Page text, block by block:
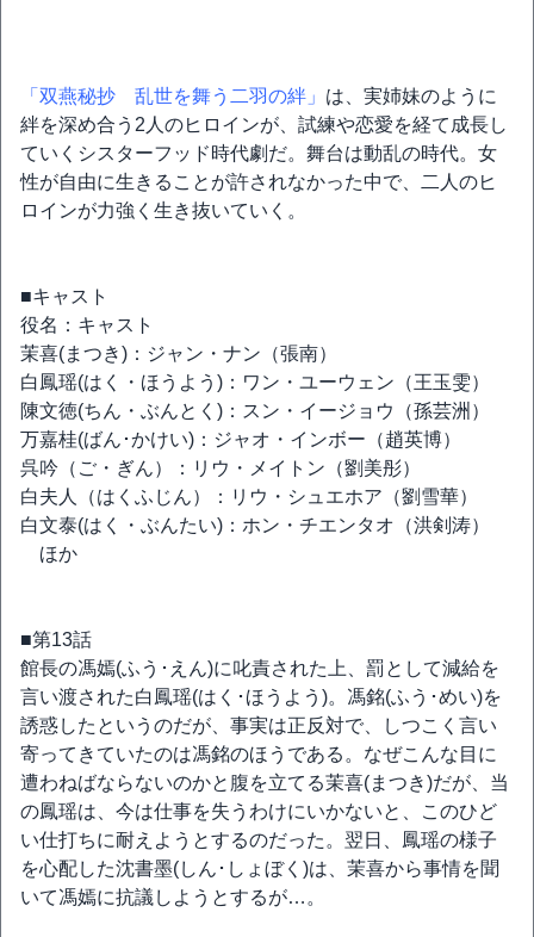
「双燕秘抄 乱世を舞う二羽の絆」 は、実姉妹のように
絆を深め合う2人のヒロインが、試練や恋愛を経て成長し
ていくシスターフッド時代劇だ。舞台は動乱の時代。女
性が自由に生きることが許されなかった中で、二人のヒ
ロインが力強く生き抜いていく。
■キャスト
役名：キャスト
茉喜(まつき)：ジャン・ナン（張南）
白鳳瑶(はく・ほうよう)：ワン・ユーウェン（王玉雯）
陳文徳(ちん・ぶんとく)：スン・イージョウ（孫芸洲）
万嘉桂(ばん･かけい)：ジャオ・インボー（趙英博）
呉吟（ご・ぎん）：リウ・メイトン（劉美彤）
白夫人（はくふじん）：リウ・シュエホア（劉雪華）
白文泰(はく・ぶんたい)：ホン・チエンタオ（洪剣涛）
ほか
■第13話
館長の馮嫣(ふう･えん)に叱責された上、罰として減給を
言い渡された白鳳瑶(はく･ほうよう)。馮銘(ふう･めい)を
誘惑したというのだが、事実は正反対で、しつこく言い
寄ってきていたのは馮銘のほうである。なぜこんな目に
遭わねばならないのかと腹を立てる茉喜(まつき)だが、当
の鳳瑶は、今は仕事を失うわけにいかないと、このひど
い仕打ちに耐えようとするのだった。翌日、鳳瑶の様子
を心配した沈書墨(しん･しょぼく)は、茉喜から事情を聞
いて馮嫣に抗議しようとするが…。